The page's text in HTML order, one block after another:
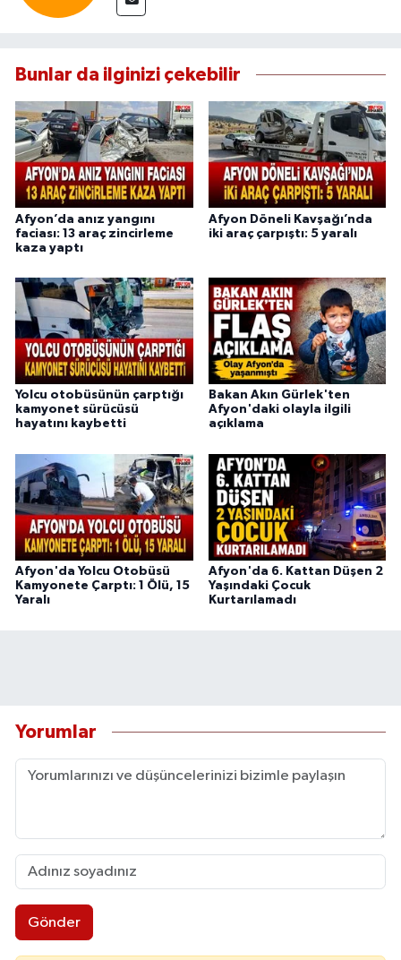
Bunlar da ilginizi çekebilir
Afyon’da anız yangını
faciası: 13 araç zincirleme
kaza yaptı
Afyon Döneli Kavşağı’nda
iki araç çarpıştı: 5 yaralı
Yolcu otobüsünün çarptığı
kamyonet sürücüsü
hayatını kaybetti
Bakan Akın Gürlek'ten
Afyon'daki olayla ilgili
açıklama
Afyon'da Yolcu Otobüsü
Kamyonete Çarptı: 1 Ölü, 15
Yaralı
Afyon'da 6. Kattan Düşen 2
Yaşındaki Çocuk
Kurtarılamadı
Yorumlar
Gönder